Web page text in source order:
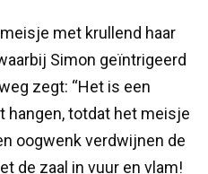
met krullend haar
Simon geïntrigeerd
zegt: “Het is een
hangen, totdat het meisje
oogwenk verdwijnen de
de zaal in vuur en vlam!